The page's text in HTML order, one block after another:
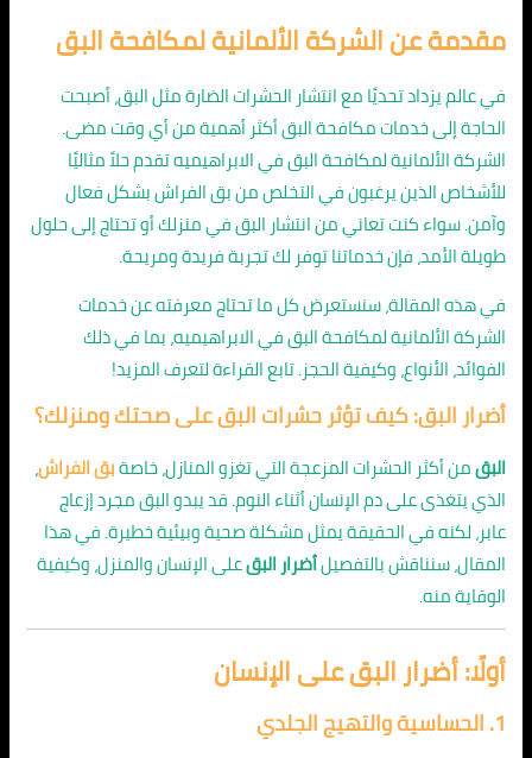
مقدمة عن الشركة الألمانية لمكافحة البق
في عالم يزداد تحديًا مع انتشار الحشرات الضارة مثل البق، أصبحت
الحاجة إلى خدمات مكافحة البق أكثر أهمية من أي وقت مضى.
الشركة الألمانية لمكافحة البق في الابراهيميه تقدم حلاً مثاليًا
للأشخاص الذين يرغبون في التخلص من بق الفراش بشكل فعال
وآمن. سواء كنت تعاني من انتشار البق في منزلك أو تحتاج إلى حلول
طويلة الأمد، فإن خدماتنا توفر لك تجربة فريدة ومريحة.
في هذه المقالة، سنستعرض كل ما تحتاج معرفته عن خدمات
الشركة الألمانية لمكافحة البق في الابراهيميه، بما في ذلك
الفوائد، الأنواع، وكيفية الحجز. تابع القراءة لتعرف المزيد!
أضرار البق: كيف تؤثر حشرات البق على صحتك ومنزلك؟
البقمن أكثر الحشرات المزعجة التي تغزو المنازل، خاصةبق الفراش،
الذي يتغذى على دم الإنسان أثناء النوم. قد يبدو البق مجرد إزعاج
عابر، لكنه في الحقيقة يمثل مشكلة صحية وبيئية خطيرة. في هذا
المقال، سنناقش بالتفصيلأضرار البقعلى الإنسان والمنزل، وكيفية
الوقاية منه.
أولًا: أضرار البق على الإنسان
1. الحساسية والتهيج الجلدي